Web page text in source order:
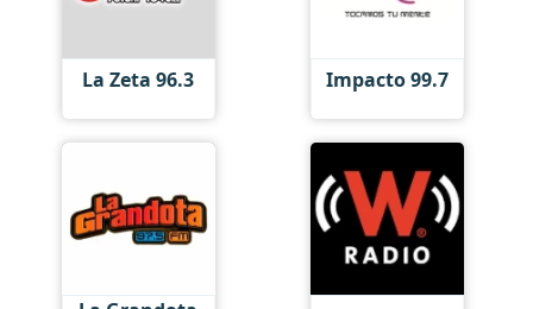
La Zeta 96.3 Impacto 99.7